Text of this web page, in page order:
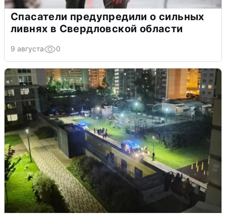
Спасатели предупредили о сильных
ливнях в Свердловской области
9 августа 0